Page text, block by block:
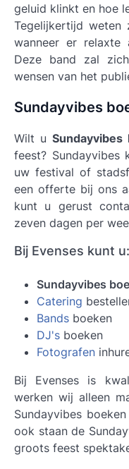
geluid klinkt en hoe
Tegelijkertijd
wanneer er relaxte
Deze band zal
wensen van het
Sundayvibes
Wilt uSundayvibes
feest? Sundayvibes
uw festival of
een offerte bij ons
kunt u gerust
zeven dagen per
Bij Evenses kunt u:
Sundayvibes
Catering
Bands boeken
DJ's boeken
Fotografen
Bij Evenses is
werken wij alleen
Sundayvibes boeken
ook staan de
groots feest